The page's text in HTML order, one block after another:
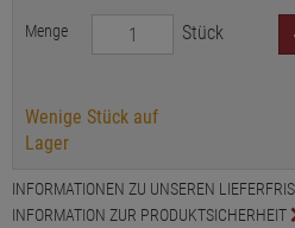
Menge Stück
Wenige Stück auf
Lager
INFORMATIONEN ZU UNSEREN
INFORMATION ZUR PRODUKTSICHERHEIT